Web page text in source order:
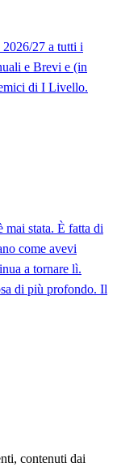
2026/27 a tutti i
e Brevi e (in
di I Livello.
mai stata. È fatta di
come avevi
a tornare lì.
di più profondo. Il
contenuti dai